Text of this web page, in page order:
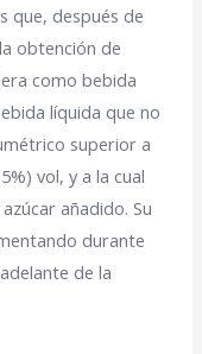
que, después de
obtención de
como bebida
líquida que no
superior a
vol, y a la cual
añadido. Su
durante
de la